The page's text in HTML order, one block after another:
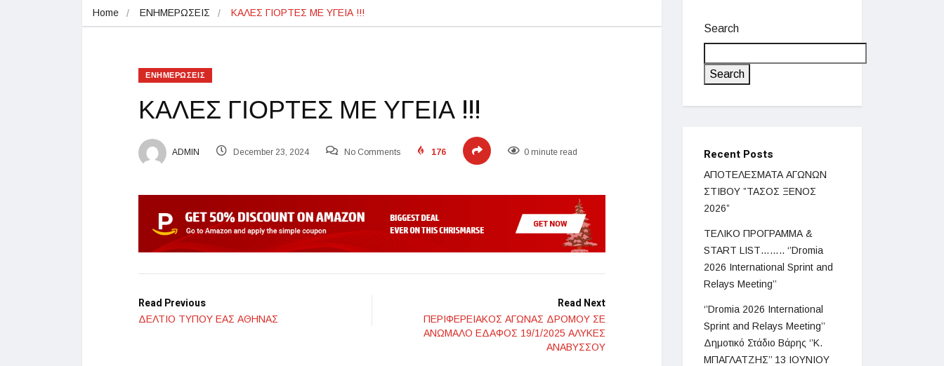
Home ΕΝΗΜΕΡΩΣΕΙΣ ΚΑΛΕΣ ΓΙΟΡΤΕΣ ΜΕ ΥΓΕΙΑ !!!
ΕΝΗΜΕΡΩΣΕΙΣ
ΚΑΛΕΣ ΓΙΟΡΤΕΣ ΜΕ ΥΓΕΙΑ !!!
ADMIN December 23, 2024 No Comments 176 0 minute read
Read Previous
ΔΕΛΤΙΟ ΤΥΠΟΥ ΕΑΣ ΑΘΗΝΑΣ
Read Next
ΠΕΡΙΦΕΡΕΙΑΚΟΣ ΑΓΩΝΑΣ ΔΡΟΜΟΥ ΣΕ
ΑΝΩΜΑΛΟ ΕΔΑΦΟΣ 19/1/2025 ΑΛΥΚΕΣ
ΑΝΑΒΥΣΣΟΥ
Search
Search
Recent Posts
ΑΠΟΤΕΛΕΣΜΑΤΑ ΑΓΩΝΩΝ
ΣΤΙΒΟΥ ”ΤΑΣΟΣ ΞΕΝΟΣ
2026”
ΤΕΛΙΚΟ ΠΡΟΓΡΑΜΜΑ &
START LIST…….. ‘’Dromia
2026 International Sprint and
Relays Meeting’’
‘’Dromia 2026 International
Sprint and Relays Meeting’’
Δημοτικό Στάδιο Βάρης ‘’Κ.
ΜΠΑΓΛΑΤΖΗΣ’’ 13 ΙΟΥΝΙΟΥ